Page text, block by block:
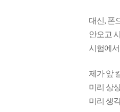
대신, 폰
안오고
시험에
제가 앞
미리 상
미리 생